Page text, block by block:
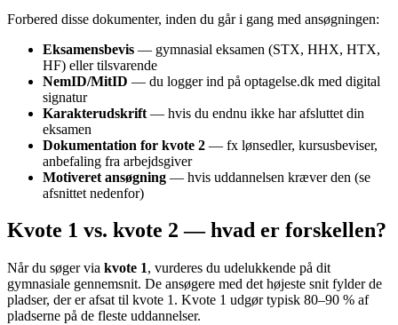
Forbered disse dokumenter, inden du går i gang med ansøgningen:
Eksamensbevis — gymnasial eksamen (STX, HHX, HTX,
HF) eller tilsvarende
NemID/MitID — du logger ind på optagelse.dk med digital
signatur
Karakterudskrift — hvis du endnu ikke har afsluttet din
eksamen
Dokumentation for kvote 2 — fx lønsedler, kursusbeviser,
anbefaling fra arbejdsgiver
Motiveret ansøgning — hvis uddannelsen kræver den (se
afsnittet nedenfor)
Kvote 1 vs. kvote 2 — hvad er forskellen?
Når du søger via kvote 1, vurderes du udelukkende på dit
gymnasiale gennemsnit. De ansøgere med det højeste snit fylder de
pladser, der er afsat til kvote 1. Kvote 1 udgør typisk 80–90 % af
pladserne på de fleste uddannelser.